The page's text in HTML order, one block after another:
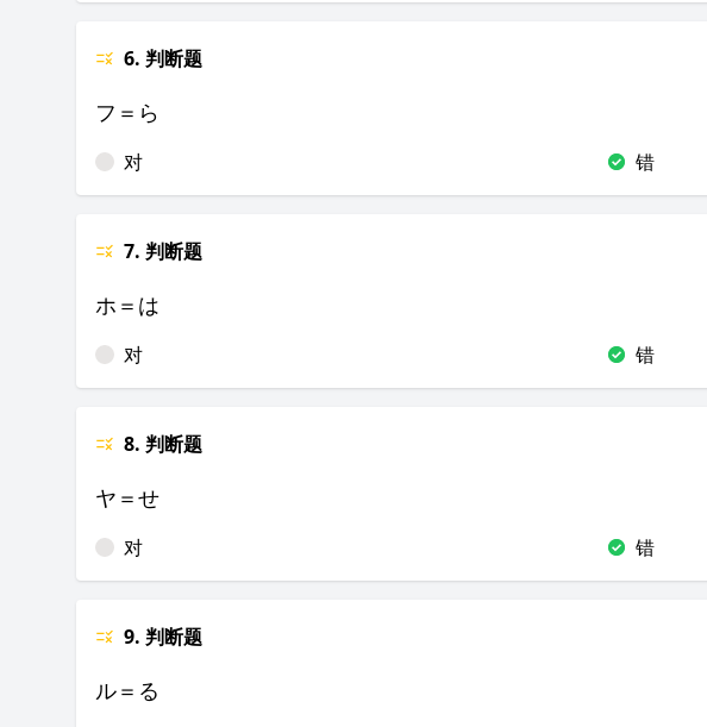
6. 判断题
フ＝ら
对 错
7. 判断题
ホ＝は
对 错
8. 判断题
ヤ＝せ
对 错
9. 判断题
ル＝る